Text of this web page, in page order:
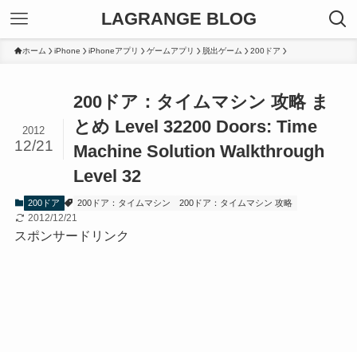
LAGRANGE BLOG
ホーム iPhone iPhoneアプリ ゲームアプリ 脱出ゲーム 200ドア
200ドア：タイムマシン 攻略 ま
とめ Level 32200 Doors: Time
Machine Solution Walkthrough
Level 32
2012
12/21
200ドア 200ドア：タイムマシン 200ドア：タイムマシン 攻略
2012/12/21
スポンサードリンク